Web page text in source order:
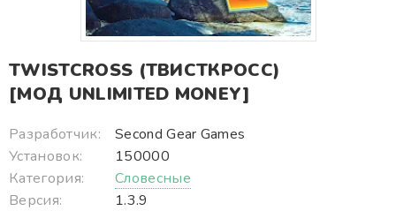
TWISTCROSS (ТВИСТКРОСС)
[МОД UNLIMITED MONEY]
Разработчик:
Second Gear Games
Установок:
150000
Категория:
Словесные
Версия:
1.3.9